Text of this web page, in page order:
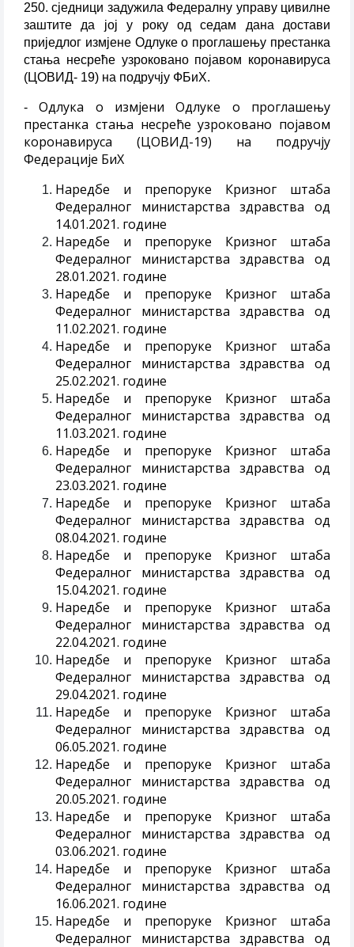
250. сједници задужила Федералну управу цивилне
заштите да јој у року од седам дана достави
приједлог измјене Одлуке о проглашењу престанка
стања несреће узроковано појавом коронавируса
(ЦОВИД- 19) на подручју ФБиХ.
-Одлука о измјени Одлуке о проглашењу
престанка стања несреће узроковано појавом
коронавируса (ЦОВИД-19) на подручју
Федерације БиХ
Наредбе и препоруке Кризног штаба
Федералног министарства здравства од
14.01.2021. године
Наредбе и препоруке Кризног штаба
Федералног министарства здравства од
28.01.2021. године
Наредбе и препоруке Кризног штаба
Федералног министарства здравства од
11.02.2021. године
Наредбе и препоруке Кризног штаба
Федералног министарства здравства од
25.02.2021. године
Наредбе и препоруке Кризног штаба
Федералног министарства здравства од
11.03.2021. године
Наредбе и препоруке Кризног штаба
Федералног министарства здравства од
23.03.2021. године
Наредбе и препоруке Кризног штаба
Федералног министарства здравства од
08.04.2021. године
Наредбе и препоруке Кризног штаба
Федералног министарства здравства од
15.04.2021. године
Наредбе и препоруке Кризног штаба
Федералног министарства здравства од
22.04.2021. године
Наредбе и препоруке Кризног штаба
Федералног министарства здравства од
29.04.2021. године
Наредбе и препоруке Кризног штаба
Федералног министарства здравства од
06.05.2021. године
Наредбе и препоруке Кризног штаба
Федералног министарства здравства од
20.05.2021. године
Наредбе и препоруке Кризног штаба
Федералног министарства здравства од
03.06.2021. године
Наредбе и препоруке Кризног штаба
Федералног министарства здравства од
16.06.2021. године
Наредбе и препоруке Кризног штаба
Федералног министарства здравства од